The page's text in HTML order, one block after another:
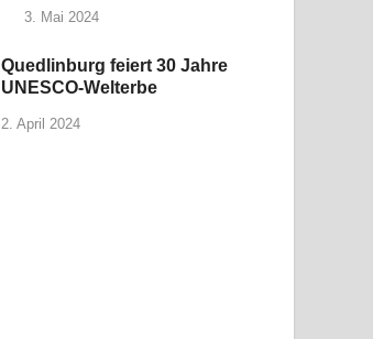
3. Mai 2024
Quedlinburg feiert 30 Jahre
UNESCO-Welterbe
2. April 2024